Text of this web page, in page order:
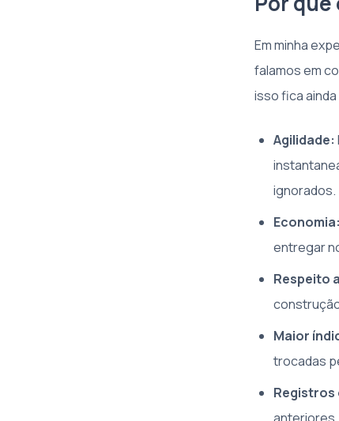
Em minha
falamos em
isso fica
Agilidade:
ignorados.
Economia:
entregar
Respeito
Maior
trocadas